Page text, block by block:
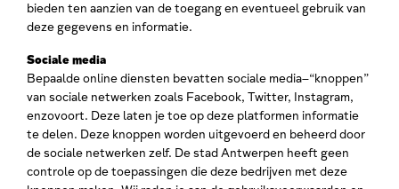
bieden ten aanzien van de toegang en eventueel gebruik van
deze gegevens en informatie.
Sociale media
Bepaalde online diensten bevatten sociale media–“knoppen”
van sociale netwerken zoals Facebook, Twitter, Instagram,
enzovoort. Deze laten je toe op deze platformen informatie
te delen. Deze knoppen worden uitgevoerd en beheerd door
de sociale netwerken zelf. De stad Antwerpen heeft geen
controle op de toepassingen die deze bedrijven met deze